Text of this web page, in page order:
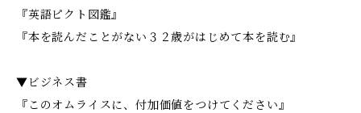
『英語ピクト図鑑』
『本を読んだことがない３２歳がはじめて本を読む』
▼ビジネス書
『このオムライスに、付加価値をつけてください』